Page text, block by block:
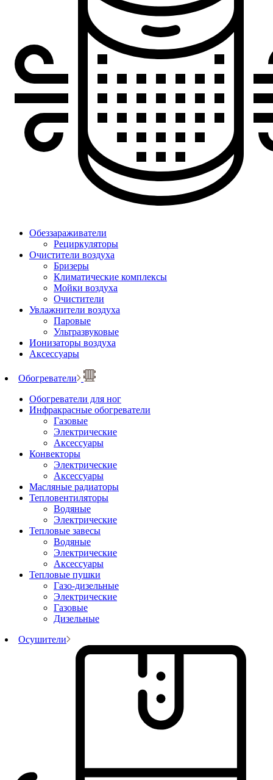
Обеззараживатели
Рециркуляторы
Очистители воздуха
Бризеры
Климатические комплексы
Мойки воздуха
Очистители
Увлажнители воздуха
Паровые
Ультразвуковые
Ионизаторы воздуха
Аксессуары
Обогреватели
Обогреватели для ног
Инфракрасные обогреватели
Газовые
Электрические
Аксессуары
Конвекторы
Электрические
Аксессуары
Масляные радиаторы
Тепловентиляторы
Водяные
Электрические
Тепловые завесы
Водяные
Электрические
Аксессуары
Тепловые пушки
Газо-дизельные
Электрические
Газовые
Дизельные
Осушители